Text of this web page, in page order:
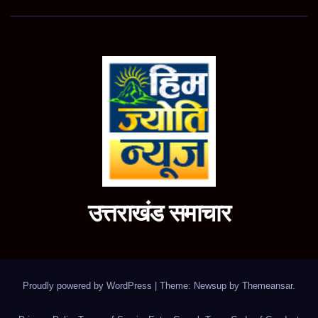
उत्तराखंड समाचार
Proudly powered by WordPress Theme: Newsup by Themeansar.